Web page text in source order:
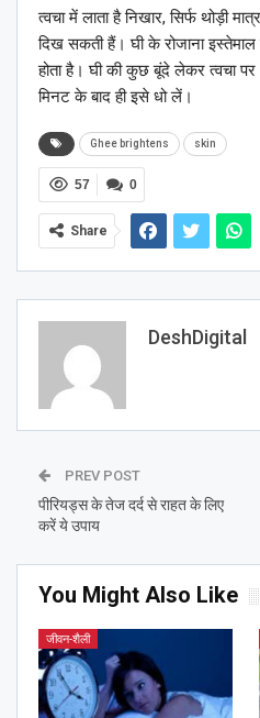
त्वचा में लाता है निखार, सिर्फ थोड़ी
दिख सकती हैं। घी के रोजाना
होता है। घी की कुछ बूंदे लेकर त्वचा
मिनट के बाद ही इसे धो लें।
Ghee brightens skin
0
57
Share
DeshDigital
PREV POST
पीरियड्स के तेज दर्द से राहत के लिए
करें ये उपाय
You Might Also Like
जीवन-शैली